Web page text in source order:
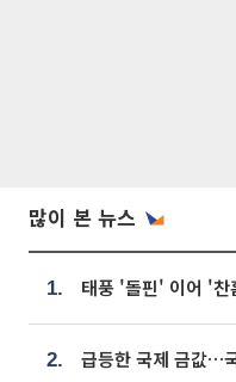
많이 본 뉴스
1.
2. 급등한 국제 금값…